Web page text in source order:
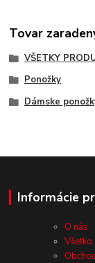
Tovar
VŠETKY
Ponožky
Dámske
Informácie
O nás
Všetko